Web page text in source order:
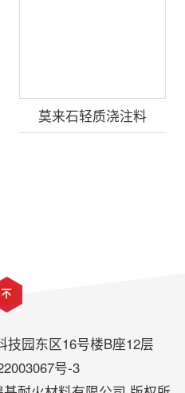
莫来石轻质浇注料
技园东区16号楼B座12层
号-3